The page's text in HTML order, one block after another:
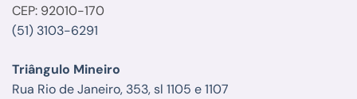
CEP: 92010-170
(51) 3103-6291
Triângulo Mineiro
Rua Rio de Janeiro, 353, sl 1105 e 1107